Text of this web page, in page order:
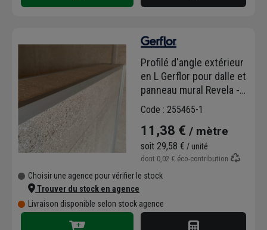
Profilé d'angle extérieur
en L Gerflor pour dalle et
panneau mural Revela -
alu - 16,0 MM x 12 MM -
long. 2,60 M
Code : 255465-1
11,38 € / mètre
soit 29,58 € / unité
dont 0,02 € éco-contribution
Choisir une agence pour vérifier le stock
Trouver du stock en agence
Livraison disponible selon stock agence